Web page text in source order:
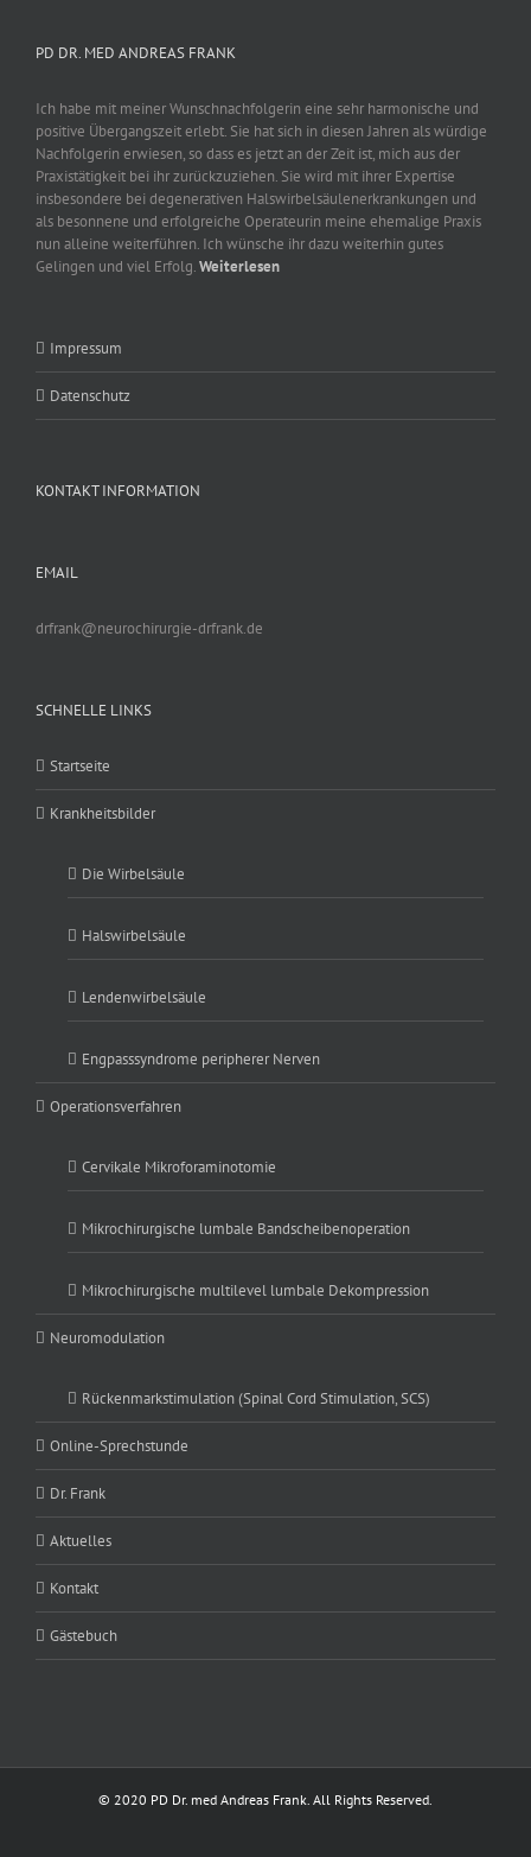
PD DR. MED ANDREAS FRANK
Ich habe mit meiner Wunschnachfolgerin eine sehr harmonische und
positive Übergangszeit erlebt. Sie hat sich in diesen Jahren als würdige
Nachfolgerin erwiesen, so dass es jetzt an der Zeit ist, mich aus der
Praxistätigkeit bei ihr zurückzuziehen. Sie wird mit ihrer Expertise
insbesondere bei degenerativen Halswirbelsäulenerkrankungen und
als besonnene und erfolgreiche Operateurin meine ehemalige Praxis
nun alleine weiterführen. Ich wünsche ihr dazu weiterhin gutes
Gelingen und viel Erfolg.Weiterlesen
Impressum
Datenschutz
KONTAKT INFORMATION
EMAIL
drfrank@neurochirurgie-drfrank.de
SCHNELLE LINKS
Startseite
Krankheitsbilder
Die Wirbelsäule
Halswirbelsäule
Lendenwirbelsäule
Engpasssyndrome peripherer Nerven
Operationsverfahren
Cervikale Mikroforaminotomie
Mikrochirurgische lumbale Bandscheibenoperation
Mikrochirurgische multilevel lumbale Dekompression
Neuromodulation
Rückenmarkstimulation (Spinal Cord Stimulation, SCS)
Online-Sprechstunde
Dr. Frank
Aktuelles
Kontakt
Gästebuch
© 2020 PD Dr. med Andreas Frank. All Rights Reserved.